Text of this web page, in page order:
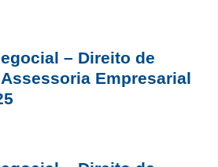
DE ÉTICA
– Direito de
Empresarial